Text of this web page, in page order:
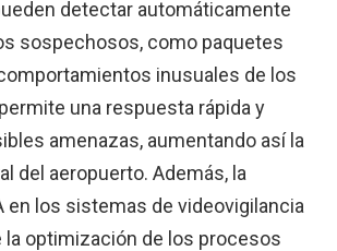
detectar automáticamente
sospechosos, como paquetes
inusuales de los
una respuesta rápida y
amenazas, aumentando así la
del aeropuerto. Además, la
en los sistemas de videovigilancia
optimización de los procesos